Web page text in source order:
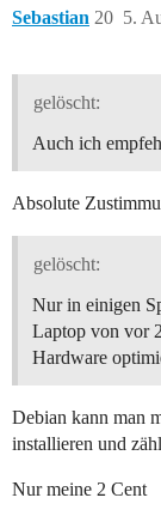
Sebastian 5.
20
gelöscht:
Auch ich
Absolute
gelöscht:
Nur in einigen
Laptop von vor
Hardware
Debian kann man
installieren und
Nur meine 2 Cent